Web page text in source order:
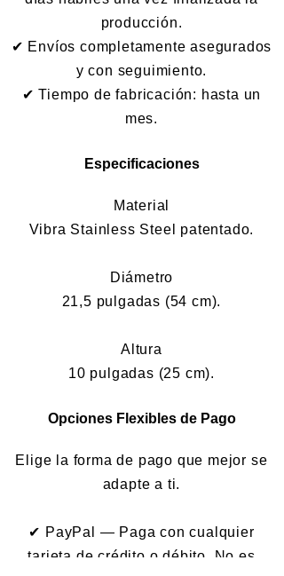
producción.
✔ Envíos completamente asegurados
y con seguimiento.
✔ Tiempo de fabricación: hasta un
mes.
Especificaciones
Material
Vibra Stainless Steel patentado.
Diámetro
21,5 pulgadas (54 cm).
Altura
10 pulgadas (25 cm).
Opciones Flexibles de Pago
Elige la forma de pago que mejor se
adapte a ti.
✔ PayPal — Paga con cualquier
tarjeta de crédito o débito. No es